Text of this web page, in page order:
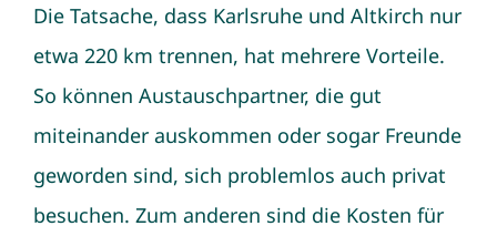
Die Tatsache, dass Karlsruhe und Altkirch nur
etwa 220 km trennen, hat mehrere Vorteile.
So können Austauschpartner, die gut
miteinander auskommen oder sogar Freunde
geworden sind, sich problemlos auch privat
besuchen. Zum anderen sind die Kosten für